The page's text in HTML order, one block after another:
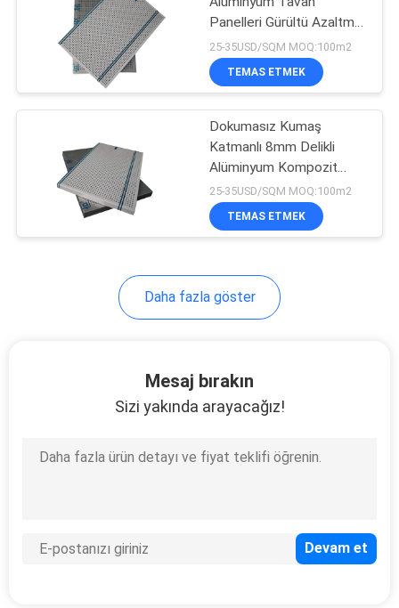
Kompozit Kamyon
Gövdesi
17
Paneli
Alüminyum Masif
Panelleri Gürültü Azaltma
Petek Çekirdek Paneli
25-35USD/SQM MOQ:100m2
TEMAS ETMEK
Dokumasız Kumaş
Katmanlı 8mm Delikli
Alüminyum Kompozit
Panel
25-35USD/SQM MOQ:100m2
TEMAS ETMEK
Daha fazla göster
Mesaj bırakın
Sizi yakında arayacağız!